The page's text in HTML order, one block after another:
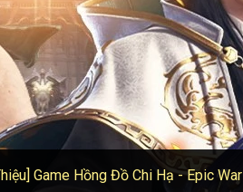
Game Hồng Đồ Chi Hạ - Epic War